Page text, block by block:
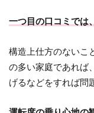
一つ目の口コミでは
構造上仕方のないこ
の多い家庭であれば
げるなどをすれば問